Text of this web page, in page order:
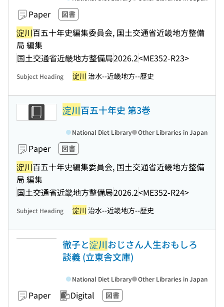
Paper 図書
淀川百五十年史編集委員会, 国土交通省近畿地方整備
局 編集
国土交通省近畿地方整備局2026.2<ME352-R23>
Subject Heading 淀川 治水--近畿地方--歴史
淀川百五十年史 第3巻
Paper 図書
淀川百五十年史編集委員会, 国土交通省近畿地方整備
局 編集
国土交通省近畿地方整備局2026.2<ME352-R24>
National Diet Library Other Libraries in Japan
Subject Heading 淀川 治水--近畿地方--歴史
徹子と淀川おじさん人生おもしろ
談義 (立東舎文庫)
Paper Digital 図書
National Diet Library Other Libraries in Japan